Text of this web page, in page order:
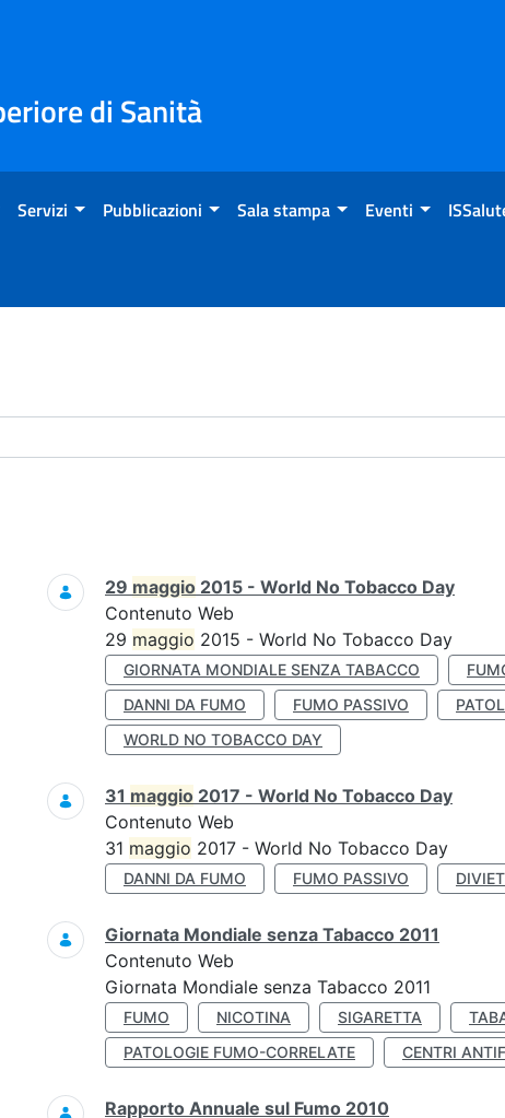
di Sanità
Servizi Pubblicazioni Sala stampa Eventi
- Eventi
Ricerca
29 maggio 2015 - World No Tobacco Day
Contenuto Web
29 maggio 2015 - World No Tobacco Day
GIORNATA MONDIALE SENZA TABACCO
DANNI DA FUMO
FUMO PASSIVO
WORLD NO TOBACCO DAY
31 maggio 2017 - World No Tobacco Day
Contenuto Web
31 maggio 2017 - World No Tobacco Day
DANNI DA FUMO FUMO PASSIVO
Giornata Mondiale senza Tabacco 2011
Contenuto Web
Giornata Mondiale senza Tabacco 2011
FUMO NICOTINA SIGARETTA
PATOLOGIE FUMO-CORRELATE
CENTRI
Rapporto Annuale sul Fumo 2010